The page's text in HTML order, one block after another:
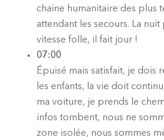
chaine humanitaire des plus
attendant les secours. La nuit
vitesse folle, il fait jour !
07:00
Épuisé mais satisfait, je dois
les enfants, la vie doit
ma voiture, je prends le
infos tombent, nous ne
zone isolée, nous sommes